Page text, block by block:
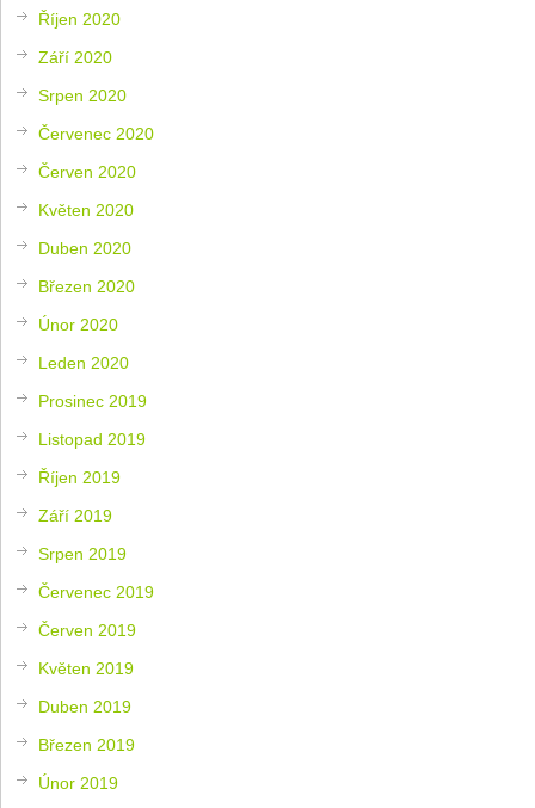
Říjen 2020
Září 2020
Srpen 2020
Červenec 2020
Červen 2020
Květen 2020
Duben 2020
Březen 2020
Únor 2020
Leden 2020
Prosinec 2019
Listopad 2019
Říjen 2019
Září 2019
Srpen 2019
Červenec 2019
Červen 2019
Květen 2019
Duben 2019
Březen 2019
Únor 2019